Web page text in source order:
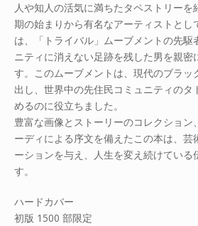
人や知人の活気に満ちたタペストリーを
期の始まりから有名なアーティストとし
は、「トライバル」ムーブメントの先駆
ニティに消えない足跡を残した男を親密
す。このムーブメントは、現代のブラッ
出し、世界中の先住民コミュニティの
めるのに役立ちました。
豊富な画像とストーリーのコレクション
ーディによる序文を備えたこの本は、芸
ーションを与え、人生を変え続けてい
す。
ハードカバー
初版 1500 部限定